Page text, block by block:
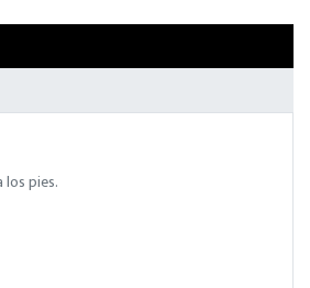
pies.